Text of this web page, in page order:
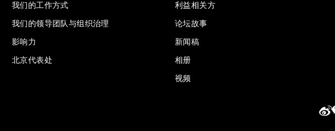
我们的工作方式
我们的领导团队与组织治理
影响力
北京代表处
利益相关方
论坛故事
新闻稿
相册
视频